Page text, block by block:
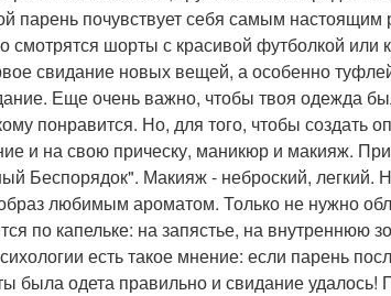
парень почувствует себя самым
смотрятся шорты с красивой футболкой
свидание новых вещей, а особенно
Еще очень важно, чтобы твоя одежда
понравится. Но, для того, чтобы создать
и на свою прическу, маникюр и макияж.
Беспорядок". Макияж - неброский, легкий.
любимым ароматом. Только не нужно
по капельке: на запястье, на внутреннюю
есть такое мнение: если парень
была одета правильно и свидание